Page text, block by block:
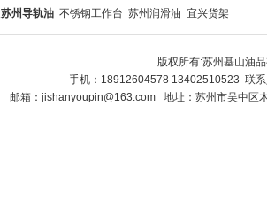
苏州导轨油 不锈钢工作台 苏州润滑油 宜兴货架
版权所有:苏州基山油
手机：18912604578 13402510523 联
邮箱：jishanyoupin@163.com 地址：苏州市吴中区